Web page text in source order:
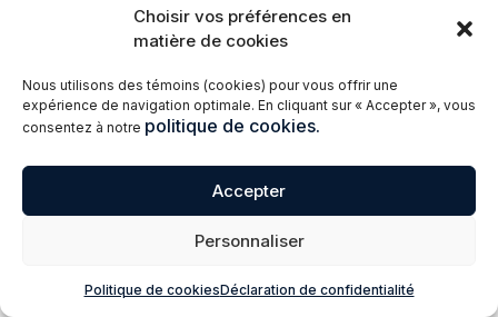
Choisir vos préférences en
matière de cookies
Nous utilisons des témoins (cookies) pour vous offrir une
expérience de navigation optimale. En cliquant sur « Accepter », vous
consentez à notre politique de cookies.
Accepter
Personnaliser
Politique de cookiesDéclaration de confidentialité
Tous droits réservés.